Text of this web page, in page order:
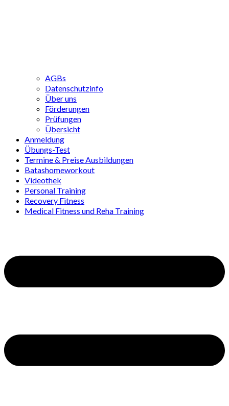
AGBs
Datenschutzinfo
Über uns
Förderungen
Prüfungen
Übersicht
Anmeldung
Übungs-Test
Termine & Preise Ausbildungen
Batashomeworkout
Videothek
Personal Training
Recovery Fitness
Medical Fitness und Reha Training